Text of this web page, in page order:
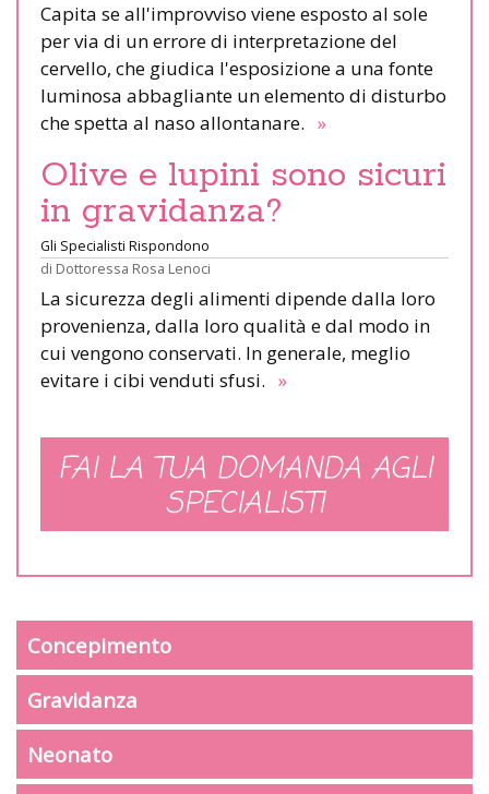
Capita se all'improvviso viene esposto al sole
per via di un errore di interpretazione del
cervello, che giudica l'esposizione a una fonte
luminosa abbagliante un elemento di disturbo
che spetta al naso allontanare. »
Olive e lupini sono sicuri
in gravidanza?
Gli Specialisti Rispondono
di Dottoressa Rosa Lenoci
La sicurezza degli alimenti dipende dalla loro
provenienza, dalla loro qualità e dal modo in
cui vengono conservati. In generale, meglio
evitare i cibi venduti sfusi. »
FAI LA TUA DOMANDA AGLI
SPECIALISTI
Concepimento
Gravidanza
Neonato